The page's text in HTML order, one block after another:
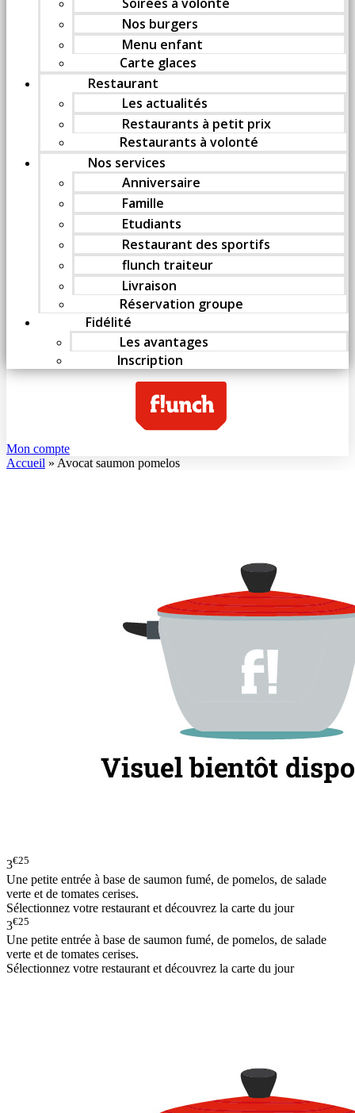
Nos burgers
Menu enfant
Carte glaces
Restaurant
Les actualités
Restaurants à petit prix
Restaurants à volonté
Nos services
Anniversaire
Famille
Etudiants
Restaurant des sportifs
flunch traiteur
Livraison
Réservation groupe
Fidélité
Les avantages
Inscription
Mon compte
Accueil » Avocat saumon pomelos
3€25
Une petite entrée à base de saumon fumé, de pomelos, de salade
verte et de tomates cerises.
Sélectionnez votre restaurant et découvrez la carte du jour
3€25
Une petite entrée à base de saumon fumé, de pomelos, de salade
verte et de tomates cerises.
Sélectionnez votre restaurant et découvrez la carte du jour